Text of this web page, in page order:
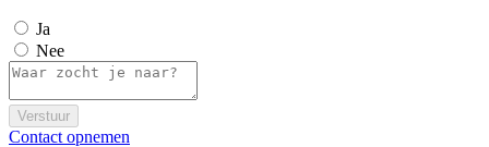
Ja
Nee
Verstuur
Contact opnemen